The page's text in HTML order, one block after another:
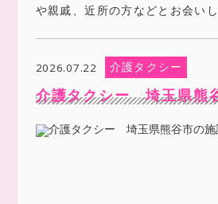
や親戚、近所の方などとお会い
2026.07.22 介護タクシー
介護タクシー 埼玉県熊